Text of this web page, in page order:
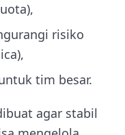
risiko
tim besar.
agar stabil